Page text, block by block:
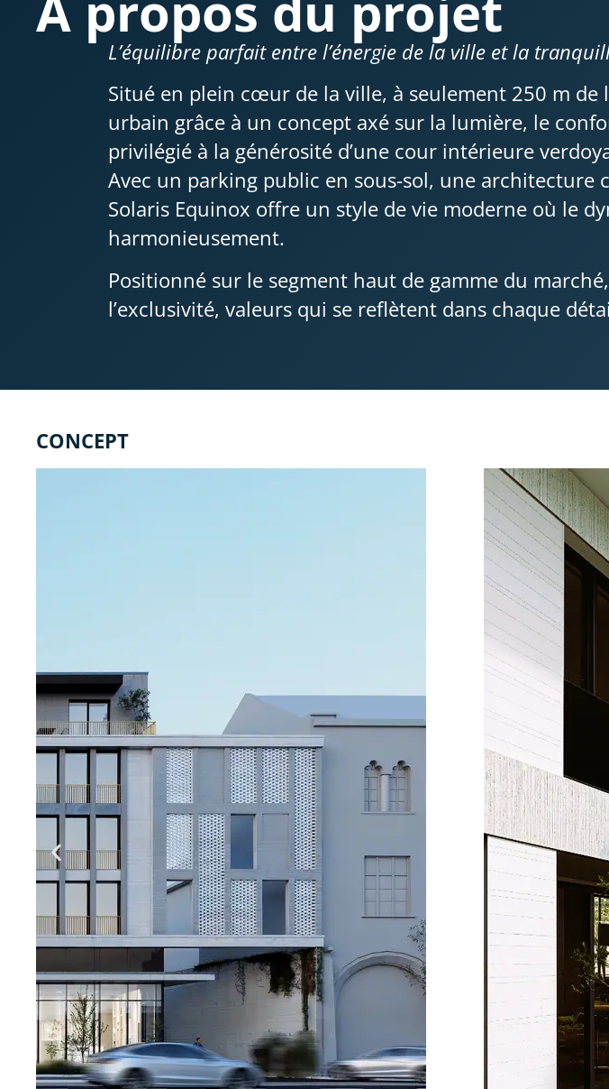
L’équilibre parfait entre l’énergie de la ville et la
Situé en plein cœur de la ville, à seulement 250 m de
urbain grâce à un concept axé sur la lumière, le
privilégié à la générosité d’une cour intérieure
Avec un parking public en sous-sol, une architecture
Solaris Equinox offre un style de vie moderne où le
harmonieusement.
Positionné sur le segment haut de gamme du
l’exclusivité, valeurs qui se reflètent dans chaque
CONCEPT